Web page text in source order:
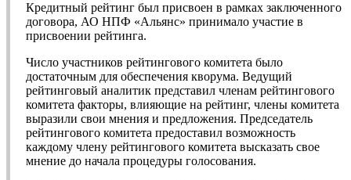
Кредитный рейтинг был присвоен в рамках заключенного
договора, АО НПФ «Альянс» принимало участие в
присвоении рейтинга.
Число участников рейтингового комитета было
достаточным для обеспечения кворума. Ведущий
рейтинговый аналитик представил членам рейтингового
комитета факторы, влияющие на рейтинг, члены комитета
выразили свои мнения и предложения. Председатель
рейтингового комитета предоставил возможность
каждому члену рейтингового комитета высказать свое
мнение до начала процедуры голосования.